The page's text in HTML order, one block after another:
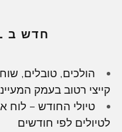
חדש ב OUTPANEL
הולכים, טובלים,
קייצי רטוב בעמק
טיולי החודש –
לטיולים לפי חודשים